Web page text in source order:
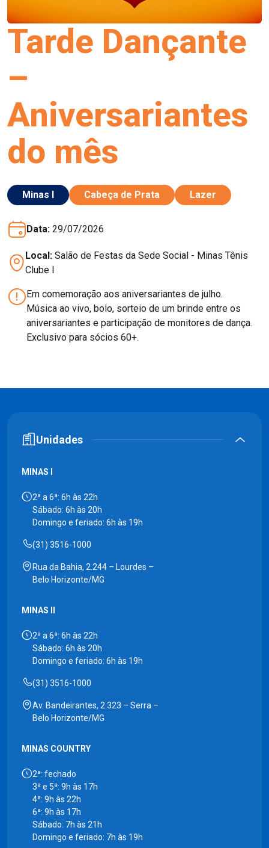
Tarde Dançante
–
Aniversariantes
do mês
Minas I Cabeça de Prata Lazer
Data: 29/07/2026
Local:Salão de Festas da Sede Social - Minas Tênis
Clube I
Em comemoração aos aniversariantes de julho.
Música ao vivo, bolo, sorteio de um brinde entre os
aniversariantes e participação de monitores de dança.
Exclusivo para sócios 60+.
Unidades
MINAS I
2ª a 6ª: 6h às 22h
Sábado: 6h às 20h
Domingo e feriado: 6h às 19h
(31) 3516-1000
Rua da Bahia, 2.244 – Lourdes –
Belo Horizonte/MG
MINAS II
2ª a 6ª: 6h às 22h
Sábado: 6h às 20h
Domingo e feriado: 6h às 19h
(31) 3516-1000
Av. Bandeirantes, 2.323 – Serra –
Belo Horizonte/MG
MINAS COUNTRY
2ª: fechado
3ª e 5ª: 9h às 17h
4ª: 9h às 22h
6ª: 9h às 17h
Sábado: 7h às 21h
Domingo e feriado: 7h às 19h